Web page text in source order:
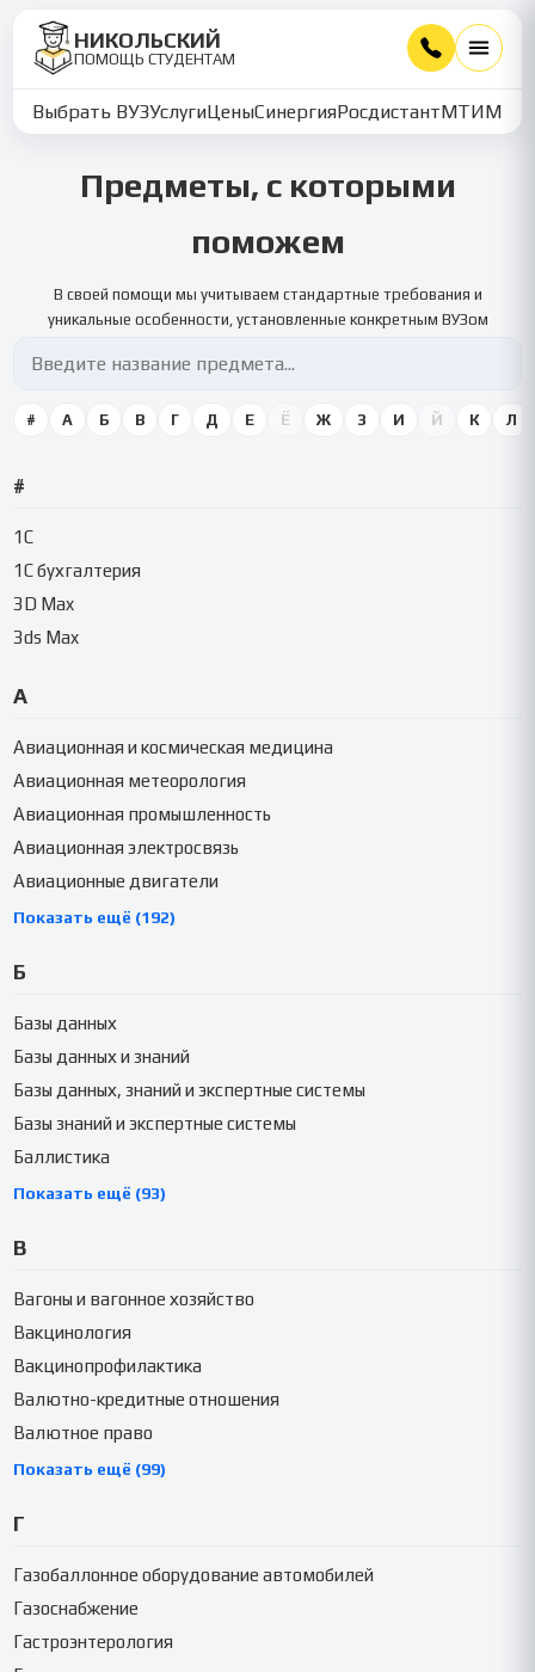
НИКОЛЬСКИЙ
ПОМОЩЬ СТУДЕНТАМ
Выбрать ВУЗУслугиЦеныСинергияРосдистантМТИММУ
Предметы, с которыми
поможем
В своей помощи мы учитываем стандартные требования и
уникальные особенности, установленные конкретным ВУЗом
# А Б В Г Д Е Ё Ж З И Й К Л
#
1C
1C бухгалтерия
3D Max
3ds Max
А
Авиационная и космическая медицина
Авиационная метеорология
Авиационная промышленность
Авиационная электросвязь
Авиационные двигатели
Показать ещё (192)
Б
Базы данных
Базы данных и знаний
Базы данных, знаний и экспертные системы
Базы знаний и экспертные системы
Баллистика
Показать ещё (93)
В
Вагоны и вагонное хозяйство
Вакцинология
Вакцинопрофилактика
Валютно-кредитные отношения
Валютное право
Показать ещё (99)
Г
Газобаллонное оборудование автомобилей
Газоснабжение
Гастроэнтерология